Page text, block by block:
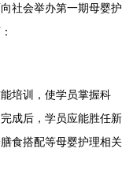
社会举办第一期母婴护
培训，使学员掌握科
成后，学员应能胜任新
食搭配等母婴护理相关